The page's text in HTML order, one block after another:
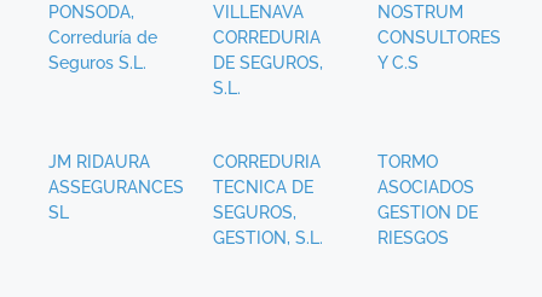
PONSODA,
Correduría de
Seguros S.L.
VILLENAVA
CORREDURIA
DE SEGUROS,
S.L.
NOSTRUM
CONSULTORES
Y C.S
JM RIDAURA
ASSEGURANCES
SL
CORREDURIA
TECNICA DE
SEGUROS,
GESTION, S.L.
TORMO
ASOCIADOS
GESTION DE
RIESGOS